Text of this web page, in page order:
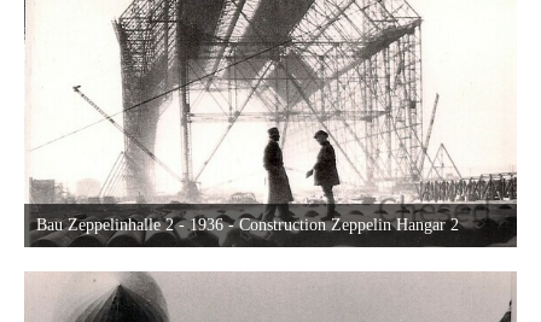
Bau Zeppelinhalle 2 - 1936 - Construction Zeppelin Hangar 2
22. Oktober 2013 um 19:47